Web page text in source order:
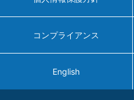
コンプライアンス
English